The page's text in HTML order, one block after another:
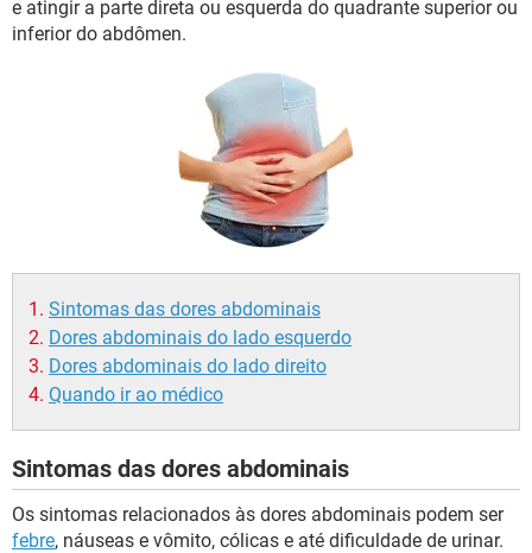
GLOSSÁRIO
e atingir a parte direta ou esquerda do quadrante superior ou
inferior do abdômen.
Sintomas das dores abdominais
Dores abdominais do lado esquerdo
Dores abdominais do lado direito
Quando ir ao médico
Sintomas das dores abdominais
Os sintomas relacionados às dores abdominais podem ser
febre, náuseas e vômito, cólicas e até dificuldade de urinar.